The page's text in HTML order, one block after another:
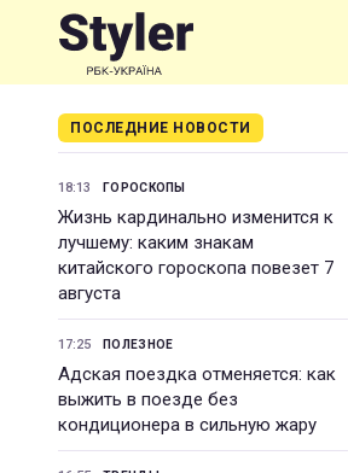
ПОСЛЕДНИЕ НОВОСТИ
18:13 ГОРОСКОПЫ
Жизнь кардинально изменится к
лучшему: каким знакам
китайского гороскопа повезет 7
августа
17:25 ПОЛЕЗНОЕ
Адская поездка отменяется: как
выжить в поезде без
кондиционера в сильную жару